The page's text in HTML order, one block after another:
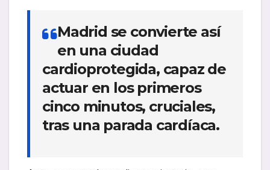
Madrid se convierte así
en una ciudad
cardioprotegida, capaz de
actuar en los primeros
cinco minutos, cruciales,
tras una parada cardíaca.